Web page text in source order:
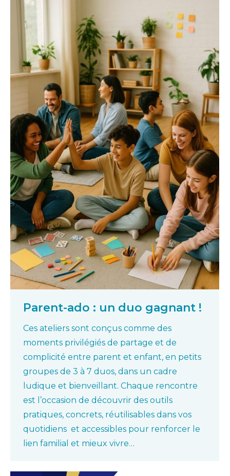
Parent-ado : un duo gagnant !
Ces ateliers sont conçus comme des
moments privilégiés de partage et de
complicité entre parent et enfant, en petits
groupes de 3 à 7 duos, dans un cadre
ludique et bienveillant. Chaque rencontre
est l’occasion de découvrir des outils
pratiques, concrets, réutilisables dans vos
quotidiens et accessibles pour renforcer le
lien familial et mieux vivre…